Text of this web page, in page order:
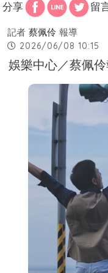
分享 留
記者 蔡佩伶 報導
2026/06/08 10:15
娛樂中心／蔡佩